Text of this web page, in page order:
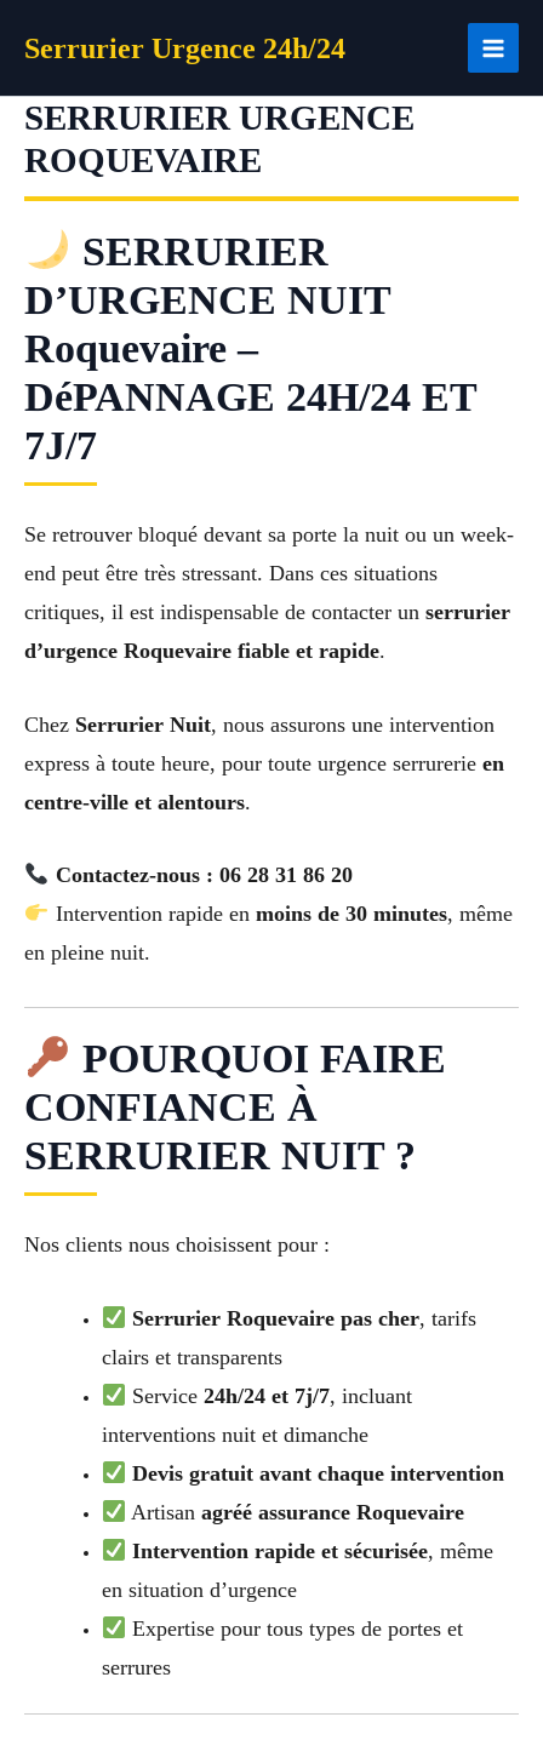
Serrurier Urgence 24h/24
SERRURIER URGENCE
ROQUEVAIRE
SERRURIER
D’URGENCE NUIT
Roquevaire –
DéPANNAGE 24H/24 ET
7J/7
Se retrouver bloqué devant sa porte la nuit ou un week-
end peut être très stressant. Dans ces situations
critiques, il est indispensable de contacter un serrurier
d’urgence Roquevaire fiable et rapide.
Chez Serrurier Nuit, nous assurons une intervention
express à toute heure, pour toute urgence serrurerie en
centre-ville et alentours.
Contactez-nous : 06 28 31 86 20
Intervention rapide en moins de 30 minutes, même
en pleine nuit.
POURQUOI FAIRE
CONFIANCE À
SERRURIER NUIT ?
Nos clients nous choisissent pour :
Serrurier Roquevaire pas cher, tarifs
clairs et transparents
Service24h/24 et 7j/7, incluant
interventions nuit et dimanche
Devis gratuit avant chaque intervention
Artisanagréé assurance Roquevaire
Intervention rapide et sécurisée, même
en situation d’urgence
Expertise pour tous types de portes et
serrures